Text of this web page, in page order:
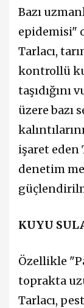
Bazı
epidemisi"
Tarlacı,
kontrollü
taşıdığını
üzere bazı
işaret eden
denetim
KUYU
Özellikle
toprakta
Tarlacı,